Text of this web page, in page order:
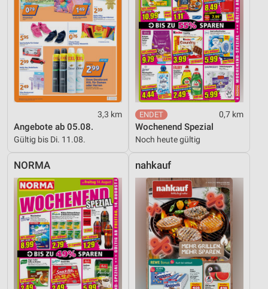
3,3 km
Angebote ab 05.08.
Gültig bis Di. 11.08.
0,7 km
Wochenend Spezial
Noch heute gültig
NORMA nahkauf